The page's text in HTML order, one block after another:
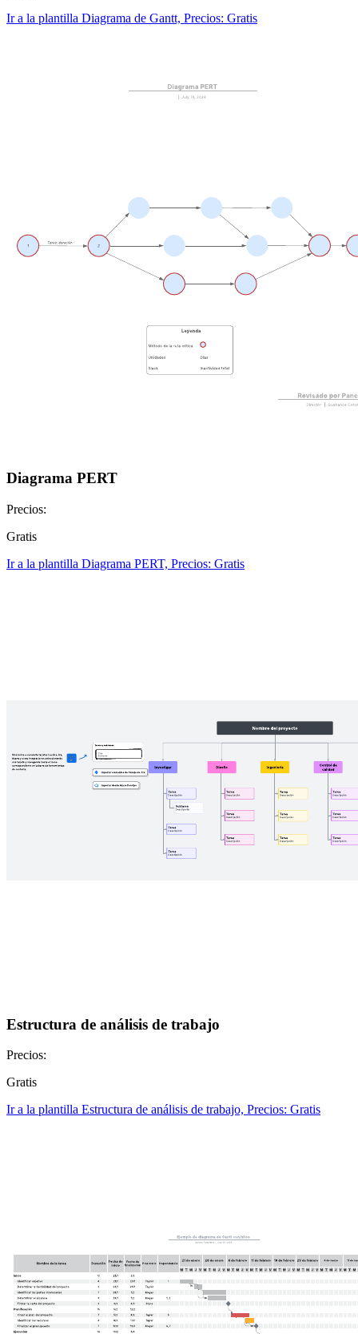
Ir a la plantilla Diagrama de Gantt, Precios: Gratis
Diagrama PERT
Precios:
Gratis
Ir a la plantilla Diagrama PERT, Precios: Gratis
Estructura de análisis de trabajo
Precios:
Gratis
Ir a la plantilla Estructura de análisis de trabajo, Precios: Gratis